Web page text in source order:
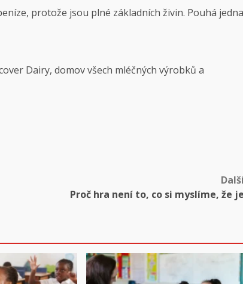
protože jsou plné základních živin. Pouhá jedna
Dairy, domov všech mléčných výrobků a
Proč hra není to, co si myslíme, že